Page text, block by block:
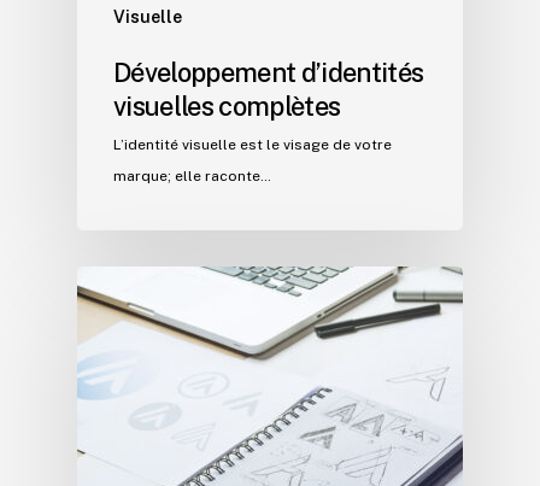
Visuelle
Développement d’identités
visuelles complètes
L’identité visuelle est le visage de votre
marque; elle raconte…